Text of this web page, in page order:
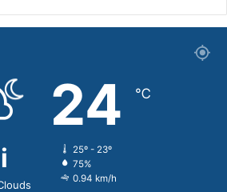
24 ℃
25º - 23º
75%
0.94 km/h